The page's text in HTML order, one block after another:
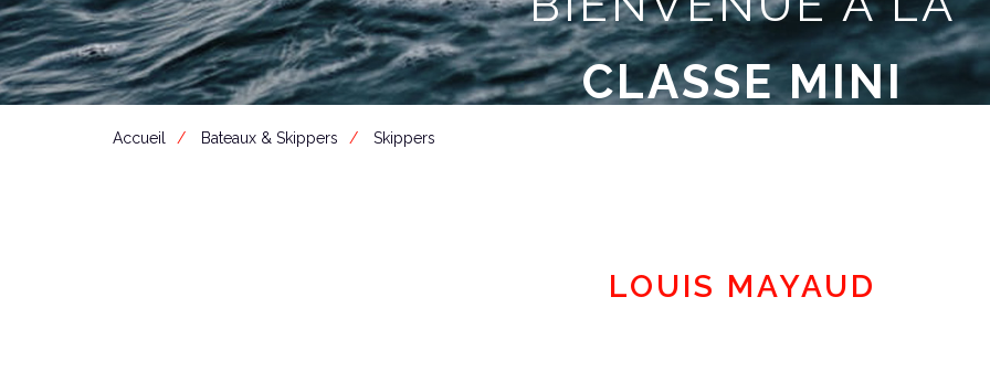
CLASSE MINI
Accueil Bateaux & Skippers Skippers
LOUIS MAYAUD